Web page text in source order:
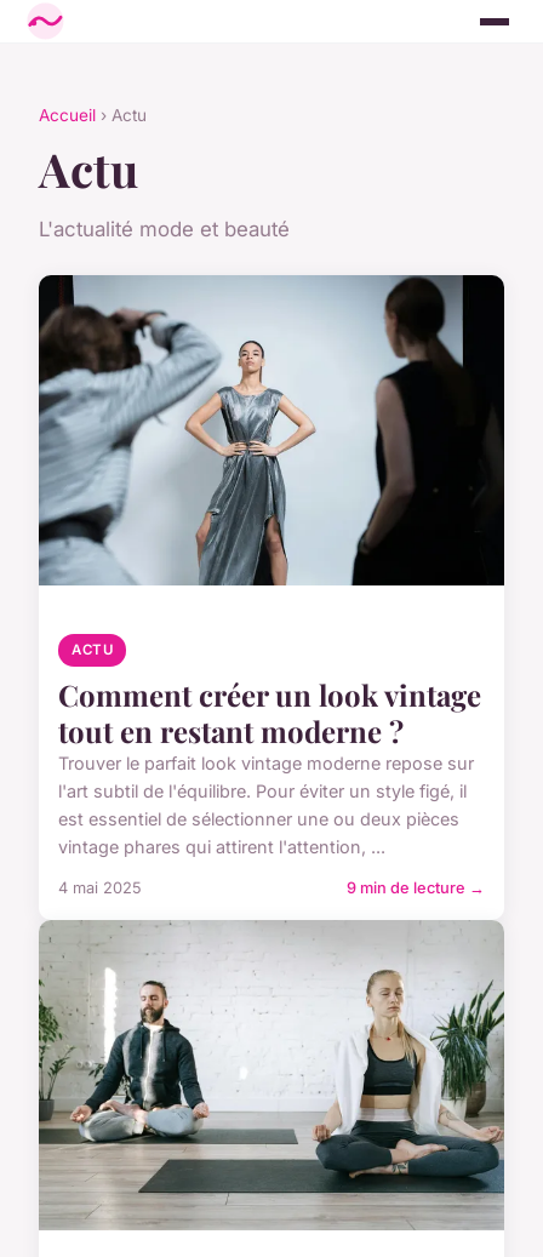
Accueil › Actu
Actu
L'actualité mode et beauté
ACTU
Comment créer un look vintage
tout en restant moderne ?
Trouver le parfait look vintage moderne repose sur
l'art subtil de l'équilibre. Pour éviter un style figé, il
est essentiel de sélectionner une ou deux pièces
vintage phares qui attirent l'attention, ...
4 mai 2025 9 min de lecture →